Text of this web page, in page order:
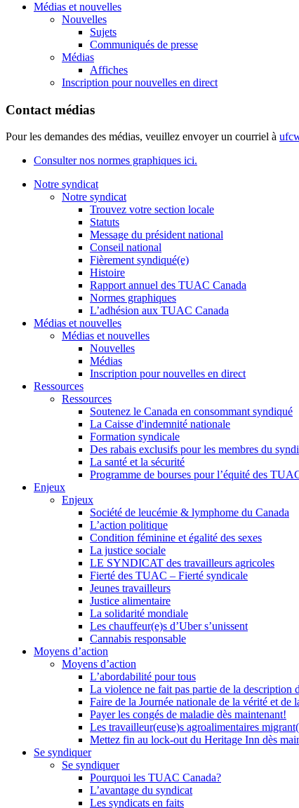
Médias et nouvelles
Nouvelles
Sujets
Communiqués de presse
Médias
Affiches
Inscription pour nouvelles en direct
Contact médias
Pour les demandes des médias, veuillez envoyer un courriel à
Consulter nos normes graphiques ici.
Notre syndicat
Notre syndicat
Trouvez votre section locale
Statuts
Message du président national
Conseil national
Fièrement syndiqué(e)
Histoire
Rapport annuel des TUAC Canada
Normes graphiques
L’adhésion aux TUAC Canada
Médias et nouvelles
Médias et nouvelles
Nouvelles
Médias
Inscription pour nouvelles en direct
Ressources
Ressources
Soutenez le Canada en consommant syndiqué
La Caisse d'indemnité nationale
Formation syndicale
Des rabais exclusifs pour les membres du
La santé et la sécurité
Programme de bourses pour l’équité des
Enjeux
Enjeux
Société de leucémie & lymphome du Canada
L’action politique
Condition féminine et égalité des sexes
La justice sociale
LE SYNDICAT des travailleurs agricoles
Fierté des TUAC – Fierté syndicale
Jeunes travailleurs
Justice alimentaire
La solidarité mondiale
Les chauffeur(e)s d’Uber s’unissent
Cannabis responsable
Moyens d’action
Moyens d’action
L’abordabilité pour tous
La violence ne fait pas partie de la description
Faire de la Journée nationale de la vérité et
Payer les congés de maladie dès maintenant!
Les travailleur(euse)s agroalimentaires
Mettez fin au lock-out du Heritage Inn dès
Se syndiquer
Se syndiquer
Pourquoi les TUAC Canada?
L’avantage du syndicat
Les syndicats en faits